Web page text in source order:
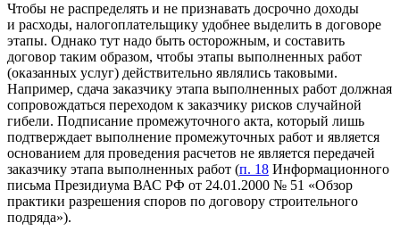
Чтобы не распределять и не признавать досрочно доходы
и расходы, налогоплательщику удобнее выделить в договоре
этапы. Однако тут надо быть осторожным, и составить
договор таким образом, чтобы этапы выполненных работ
(оказанных услуг) действительно являлись таковыми.
Например, сдача заказчику этапа выполненных работ должная
сопровождаться переходом к заказчику рисков случайной
гибели. Подписание промежуточного акта, который лишь
подтверждает выполнение промежуточных работ и является
основанием для проведения расчетов не является передачей
заказчику этапа выполненных работ (п. 18 Информационного
письма Президиума ВАС РФ от 24.01.2000 № 51 «Обзор
практики разрешения споров по договору строительного
подряда»).